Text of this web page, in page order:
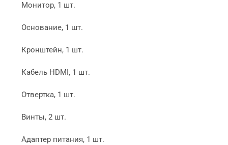
Монитор, 1 шт.
Основание, 1 шт.
Кронштейн, 1 шт.
Кабель HDMI, 1 шт.
Отвертка, 1 шт.
Винты, 2 шт.
Адаптер питания, 1 шт.